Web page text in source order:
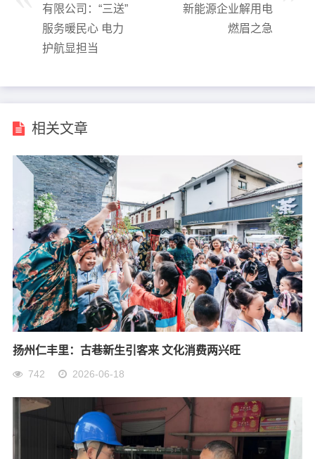
有限公司：“三送”
服务暖民心 电力
护航显担当
新能源企业解用电
燃眉之急
相关文章
扬州仁丰里：古巷新生引客来 文化消费两兴旺
742 2026-06-18